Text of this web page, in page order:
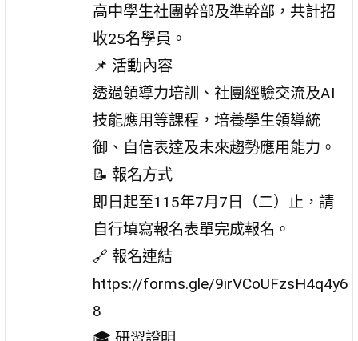
高中學生社團幹部及準幹部，共計招
收25名學員。
📌 活動內容
透過領導力培訓、社團經驗交流及AI
技能應用等課程，培養學生領導統
御、自信表達及未來趨勢應用能力。
📝 報名方式
即日起至115年7月7日（二）止，請
自行填寫報名表單完成報名。
🔗 報名連結
https://forms.gle/9irVCoUFzsH4q4y6
8